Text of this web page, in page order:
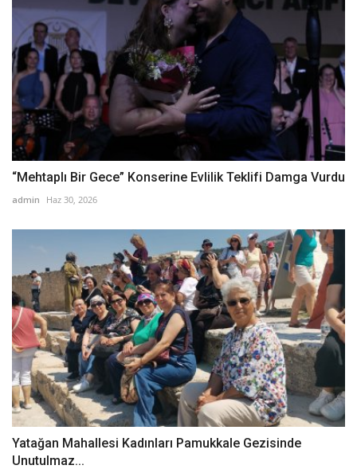
“Mehtaplı Bir Gece” Konserine Evlilik Teklifi Damga Vurdu
admin Haz 30, 2026
Yatağan Mahallesi Kadınları Pamukkale Gezisinde
Unutulmaz...